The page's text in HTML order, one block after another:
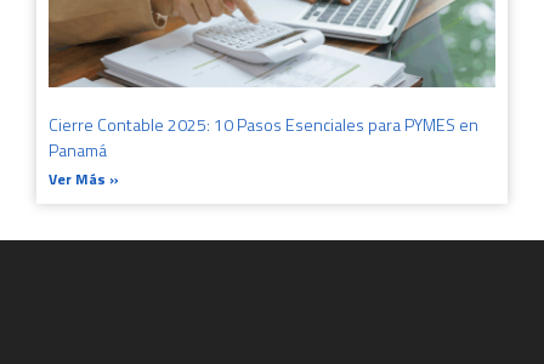
Cierre Contable 2025: 10 Pasos Esenciales para PYMES en
Panamá
Ver Más »